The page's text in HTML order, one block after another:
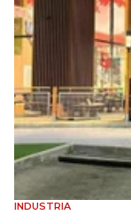
INDUSTRIA